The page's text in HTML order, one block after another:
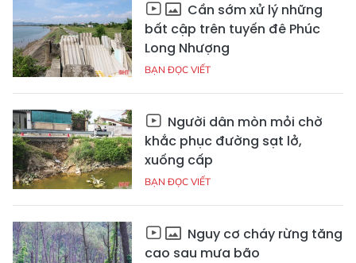
Cần sớm xử lý những
bất cập trên tuyến đê Phúc
Long Nhượng
BẠN ĐỌC VIẾT
Người dân mòn mỏi chờ
khắc phục đường sạt lở,
xuống cấp
BẠN ĐỌC VIẾT
Nguy cơ cháy rừng tăng
cao sau mưa bão